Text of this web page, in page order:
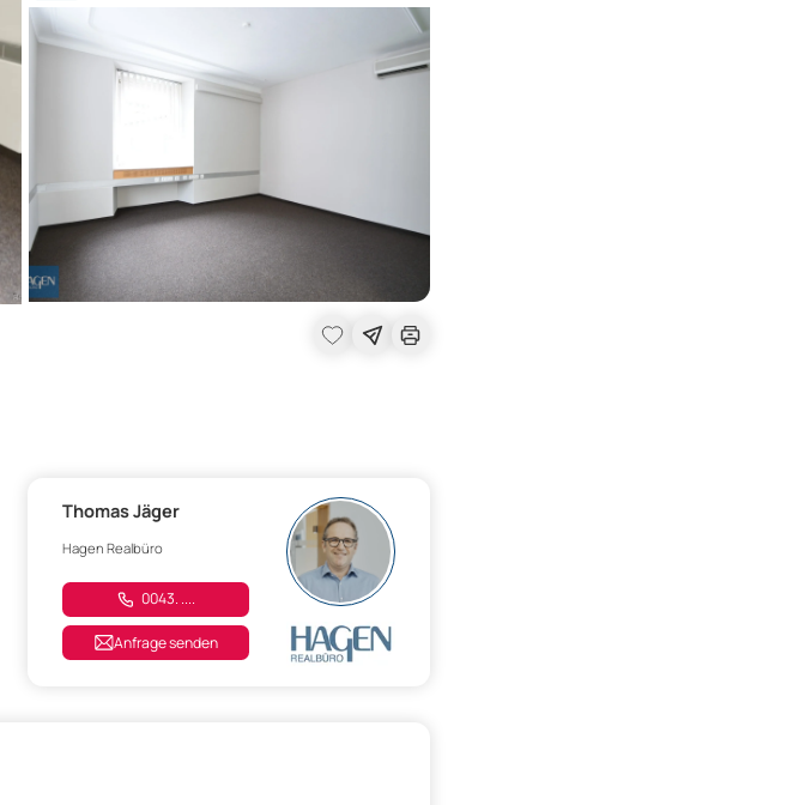
Thomas Jäger
Hagen Realbüro
0043. ....
Anfrage senden